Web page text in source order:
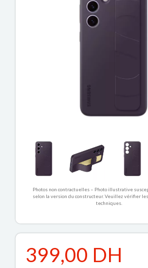
Photos non contractuelles – Photo illustrative
selon la version du constructeur. Veuillez vérifier
techniques.
399,00 DH